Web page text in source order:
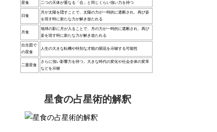
星食 二つの天体が重なる「合」と同じくらい強い力を持つ
日食
月が太陽を隠すことで、太陽の力が一時的に遮断され、再び姿
を現す時に新たな力が解き放たれる
月食
地球の影に月が入ることで、月の力が一時的に遮断され、再び
姿を現す時に新たな力が解き放たれる
出生図で
の星食
人生の大きな転機や特別な才能の開花を示唆する可能性
二重星食
さらに強い影響力を持つ。大きな時代の変化や社会全体の変革
などを示唆
星食の占星術的解釈